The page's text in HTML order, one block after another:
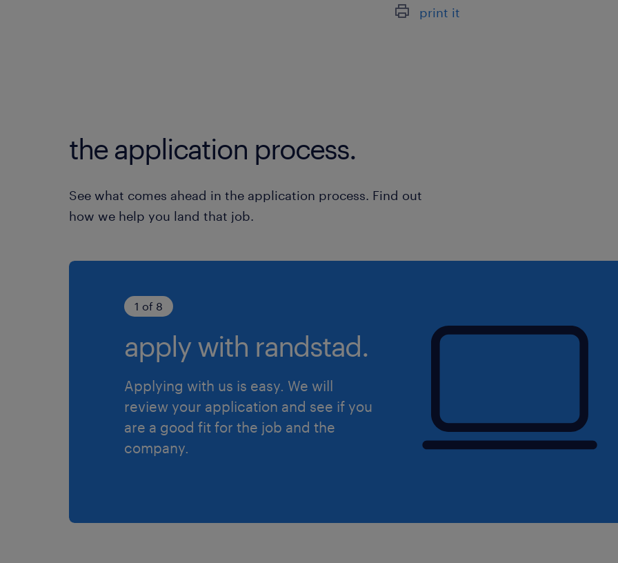
print it
the application process.
See what comes ahead in the application process. Find out
how we help you land that job.
1 of 8
apply with randstad.
Applying with us is easy. We will
review your application and see if you
are a good fit for the job and the
company.